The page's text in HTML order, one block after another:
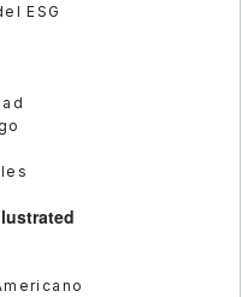
ESG